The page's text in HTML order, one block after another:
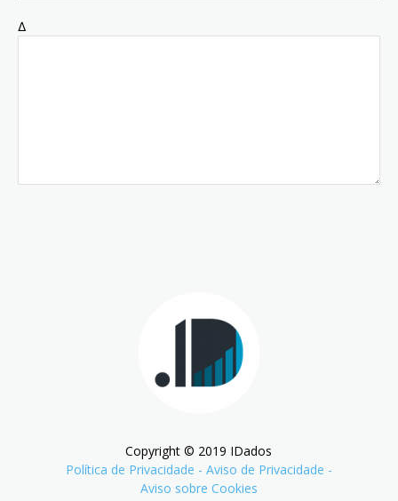
Δ
Copyright © 2019 IDados
Política de Privacidade - Aviso de Privacidade -
Aviso sobre Cookies